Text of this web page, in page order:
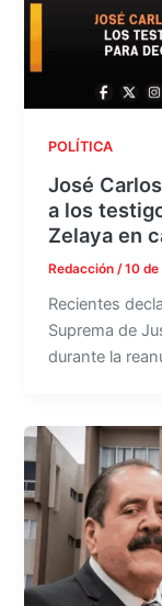
POLÍTICA
José
a los
Zelaya en
Redacción /10
Recientes
Suprema de
durante la